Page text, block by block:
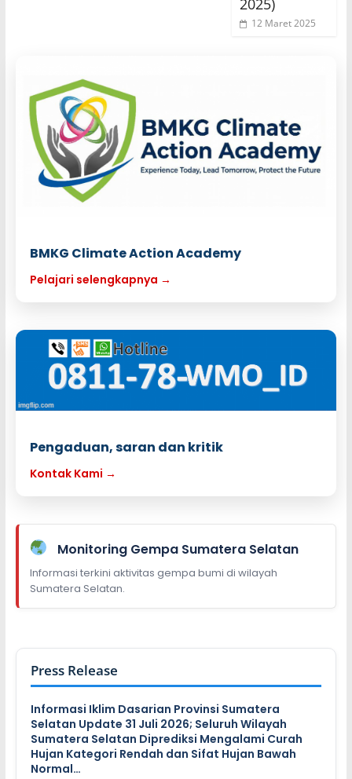
2025)
12 Maret 2025
BMKG Climate Action Academy
Pelajari selengkapnya →
Pengaduan, saran dan kritik
Kontak Kami →
Monitoring Gempa Sumatera Selatan
Informasi terkini aktivitas gempa bumi di wilayah
Sumatera Selatan.
Press Release
Informasi Iklim Dasarian Provinsi Sumatera
Selatan Update 31 Juli 2026; Seluruh Wilayah
Sumatera Selatan Diprediksi Mengalami Curah
Hujan Kategori Rendah dan Sifat Hujan Bawah
Normal…